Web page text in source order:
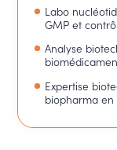
Labo
GMP et
Analyse
Expertise
biopharma